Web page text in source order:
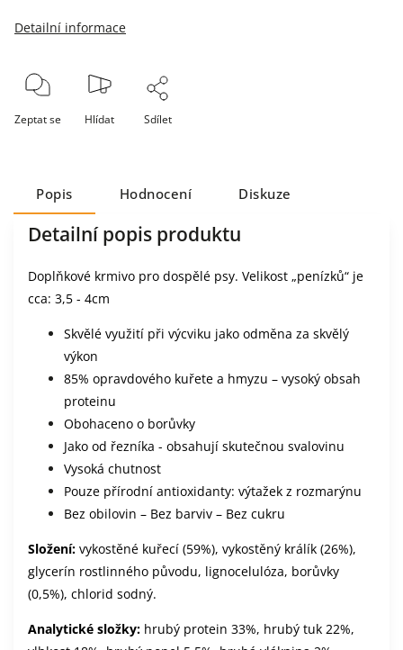
Detailní informace
Zeptat se Hlídat Sdílet
Popis Hodnocení Diskuze
Detailní popis produktu
Doplňkové krmivo pro dospělé psy. Velikost „penízků“ je
cca: 3,5 - 4cm
Skvělé využití při výcviku jako odměna za skvělý
výkon
85% opravdového kuřete a hmyzu – vysoký obsah
proteinu
Obohaceno o borůvky
Jako od řezníka - obsahují skutečnou svalovinu
Vysoká chutnost
Pouze přírodní antioxidanty: výtažek z rozmarýnu
Bez obilovin – Bez barviv – Bez cukru
Složení: vykostěné kuřecí (59%), vykostěný králík (26%),
glycerín rostlinného původu, lignocelulóza, borůvky
(0,5%), chlorid sodný.
Analytické složky: hrubý protein 33%, hrubý tuk 22%,